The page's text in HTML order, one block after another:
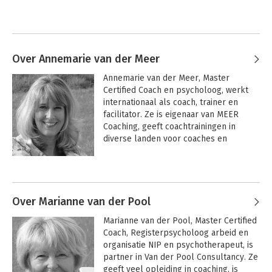
Over Annemarie van der Meer
Annemarie van der Meer, Master
Certified Coach en psycholoog, werkt
internationaal als coach, trainer en
facilitator. Ze is eigenaar van MEER
Coaching, geeft coachtrainingen in
diverse landen voor coaches en
Amsterdam de opleiding 'Coachen als
RINO Senior Certified Coach programma
– een ICF Accredited Coach Training
Program (ACTP). Daarnaast is ze een
van de oprichters van de
Over Marianne van der Pool
Marianne van der Pool, Master Certified
Coach, Registerpsycholoog arbeid en
organisatie NIP en psychotherapeut, is
partner in Van der Pool Consultancy. Ze
geeft veel opleiding in coaching, is